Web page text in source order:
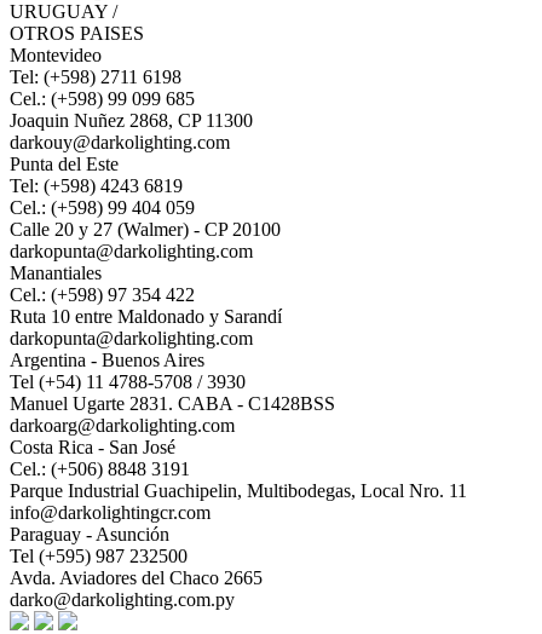
URUGUAY /
OTROS PAISES
Montevideo
Tel: (+598) 2711 6198
Cel.: (+598) 99 099 685
Joaquin Nuñez 2868, CP 11300
darkouy@darkolighting.com
Punta del Este
Tel: (+598) 4243 6819
Cel.: (+598) 99 404 059
Calle 20 y 27 (Walmer) - CP 20100
darkopunta@darkolighting.com
Manantiales
Cel.: (+598) 97 354 422
Ruta 10 entre Maldonado y Sarandí
darkopunta@darkolighting.com
Argentina - Buenos Aires
Tel (+54) 11 4788-5708 / 3930
Manuel Ugarte 2831. CABA - C1428BSS
darkoarg@darkolighting.com
Costa Rica - San José
Cel.: (+506) 8848 3191
Parque Industrial Guachipelin, Multibodegas, Local Nro. 11
info@darkolightingcr.com
Paraguay - Asunción
Tel (+595) 987 232500
Avda. Aviadores del Chaco 2665
darko@darkolighting.com.py